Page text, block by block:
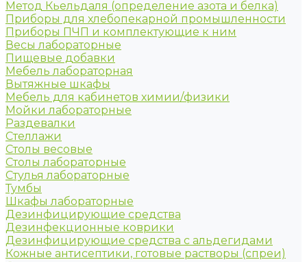
Метод Кьельдаля (определение азота и белка)
Приборы для хлебопекарной промышленности
Приборы ПЧП и комплектующие к ним
Весы лабораторные
Пищевые добавки
Мебель лабораторная
Вытяжные шкафы
Мебель для кабинетов химии/физики
Мойки лабораторные
Раздевалки
Стеллажи
Столы весовые
Столы лабораторные
Стулья лабораторные
Тумбы
Шкафы лабораторные
Дезинфицирующие средства
Дезинфекционные коврики
Дезинфицирующие средства с альдегидами
Кожные антисептики, готовые растворы (спреи)